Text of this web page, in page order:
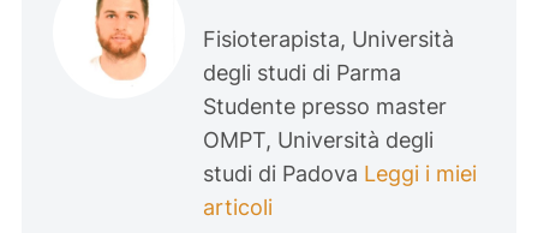
Fisioterapista, Università
degli studi di Parma
Studente presso master
OMPT, Università degli
studi di Padova Leggi i miei
articoli